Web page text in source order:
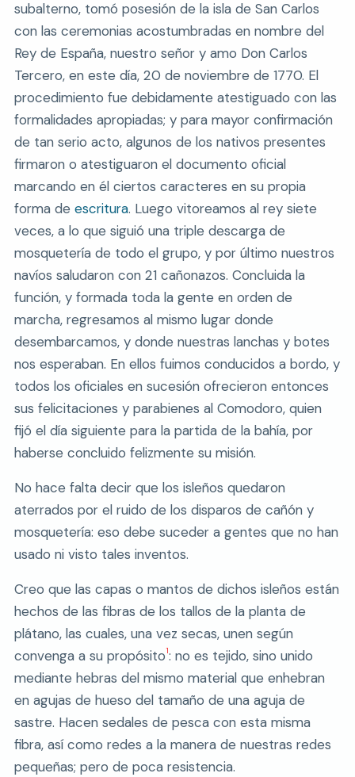
subalterno, tomó posesión de la isla de San Carlos
con las ceremonias acostumbradas en nombre del
Rey de España, nuestro señor y amo Don Carlos
Tercero, en este día, 20 de noviembre de 1770. El
procedimiento fue debidamente atestiguado con las
formalidades apropiadas; y para mayor confirmación
de tan serio acto, algunos de los nativos presentes
firmaron o atestiguaron el documento oficial
marcando en él ciertos caracteres en su propia
forma de escritura. Luego vitoreamos al rey siete
veces, a lo que siguió una triple descarga de
mosquetería de todo el grupo, y por último nuestros
navíos saludaron con 21 cañonazos. Concluida la
función, y formada toda la gente en orden de
marcha, regresamos al mismo lugar donde
desembarcamos, y donde nuestras lanchas y botes
nos esperaban. En ellos fuimos conducidos a bordo, y
todos los oficiales en sucesión ofrecieron entonces
sus felicitaciones y parabienes al Comodoro, quien
fijó el día siguiente para la partida de la bahía, por
haberse concluido felizmente su misión.
No hace falta decir que los isleños quedaron
aterrados por el ruido de los disparos de cañón y
mosquetería: eso debe suceder a gentes que no han
usado ni visto tales inventos.
Creo que las capas o mantos de dichos isleños están
hechos de las fibras de los tallos de la planta de
plátano, las cuales, una vez secas, unen según
convenga a su propósito1: no es tejido, sino unido
mediante hebras del mismo material que enhebran
en agujas de hueso del tamaño de una aguja de
sastre. Hacen sedales de pesca con esta misma
fibra, así como redes a la manera de nuestras redes
pequeñas; pero de poca resistencia.